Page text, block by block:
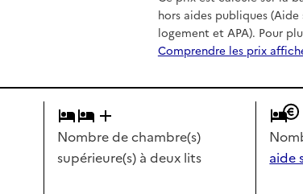
hors aides publiques
logement et APA). Pour
Comprendre les prix
Nombre de chambre(s)
supérieure(s) à deux lits
aide